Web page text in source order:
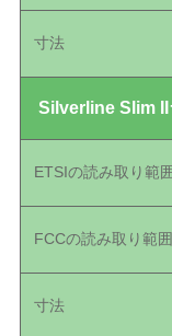
寸法
Silverline Slim II
ETSIの読み取り範囲
FCCの読み取り範囲
寸法